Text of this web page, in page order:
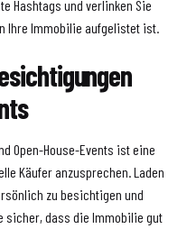
Hashtags und verlinken Sie
Ihre Immobilie aufgelistet ist.
Open-House-Events ist eine
Käufer anzusprechen. Laden
zu besichtigen und
sicher, dass die Immobilie gut